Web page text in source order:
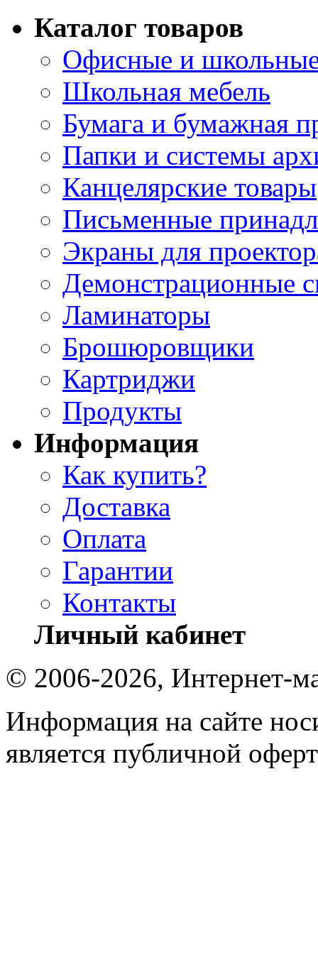
Каталог товаров
Офисные и
Школьная мебель
Бумага и бумажная
Папки и системы
Канцелярские товары
Письменные
Экраны для
Демонстрационные
Ламинаторы
Брошюровщики
Картриджи
Продукты
Информация
Как купить?
Доставка
Оплата
Гарантии
Контакты
Личный кабинет
© 2006-2026, Интернет-
Информация на сайте
является публичной